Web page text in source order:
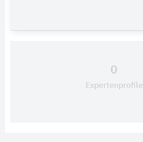
0
Expertenprofile